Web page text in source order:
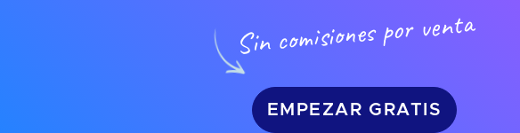
Sin comisiones por venta
EMPEZAR GRATIS